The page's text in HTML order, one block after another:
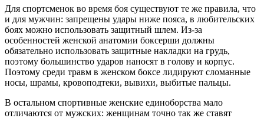
Для спортсменок во время боя существуют те же правила, что
и для мужчин: запрещены удары ниже пояса, в любительских
боях можно использовать защитный шлем. Из-за
особенностей женской анатомии боксерши должны
обязательно использовать защитные накладки на грудь,
поэтому большинство ударов наносят в голову и корпус.
Поэтому среди травм в женском боксе лидируют сломанные
носы, шрамы, кровоподтеки, вывихи, выбитые пальцы.
В остальном спортивные женские единоборства мало
отличаются от мужских: женщинам точно так же ставят